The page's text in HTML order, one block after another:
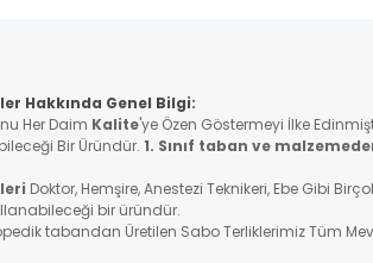
Hakkında Genel Bilgi:
Her Daim Kalite'ye Özen Göstermeyi İlke
Bir Üründür. 1. Sınıf taban ve
Doktor, Hemşire, Anestezi Teknikeri, Ebe Gibi
bir üründür.
tabandan Üretilen Sabo Terliklerimiz Tüm